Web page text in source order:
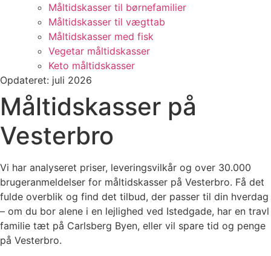
Måltidskasser til børnefamilier
Måltidskasser til vægttab
Måltidskasser med fisk
Vegetar måltidskasser
Keto måltidskasser
Opdateret: juli 2026
Måltidskasser på
Vesterbro
Vi har analyseret priser, leveringsvilkår og over 30.000
brugeranmeldelser for måltidskasser på Vesterbro. Få det
fulde overblik og find det tilbud, der passer til din hverdag
– om du bor alene i en lejlighed ved Istedgade, har en travl
familie tæt på Carlsberg Byen, eller vil spare tid og penge
på Vesterbro.